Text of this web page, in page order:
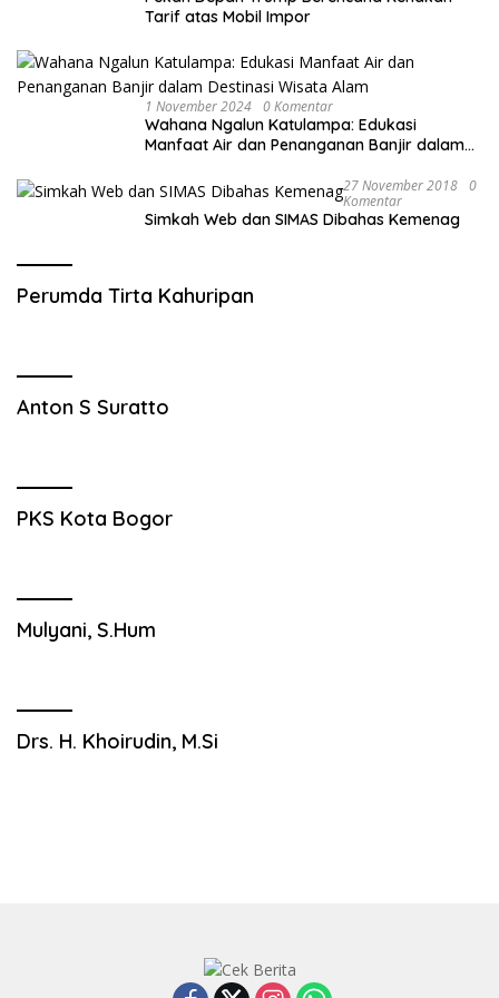
Tarif atas Mobil Impor
1 November 2024 0 Komentar
Wahana Ngalun Katulampa: Edukasi
Manfaat Air dan Penanganan Banjir dalam
27 November 2018 0
Komentar
Simkah Web dan SIMAS Dibahas Kemenag
Perumda Tirta Kahuripan
Anton S Suratto
PKS Kota Bogor
Mulyani, S.Hum
Drs. H. Khoirudin, M.Si